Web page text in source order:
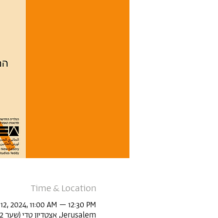
Time & Location
2024, 11:00 AM – 12:30 PM
Jerusalem, אצטדיון טדי (שער 22, Derech Agudat Sport Beitar 1, Jerusalem, Israel